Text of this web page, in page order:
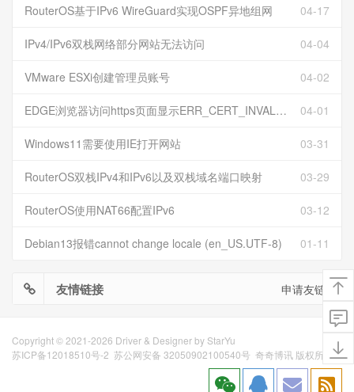
04-17
RouterOS基于IPv6 WireGuard实现OSPF异地组网
04-04
IPv4/IPv6双栈网络部分网站无法访问
04-02
VMware ESXi创建管理员账号
04-01
EDGE浏览器访问https页面显示ERR_CERT_INVALID且无法跳过继续访问
03-31
Windows11需要使用IE打开网站
03-29
RouterOS双栈IPv4和IPv6以及双栈域名端口映射
03-12
RouterOS使用NAT66配置IPv6
01-11
Debian13报错cannot change locale (en_US.UTF-8)
友情链接 申请友链
Copyright © 2021-2026 Driver & Designer by StarYu
苏ICP备12018510号-2 苏公网安备 32050902100540号 奇奇博讯 版权所有